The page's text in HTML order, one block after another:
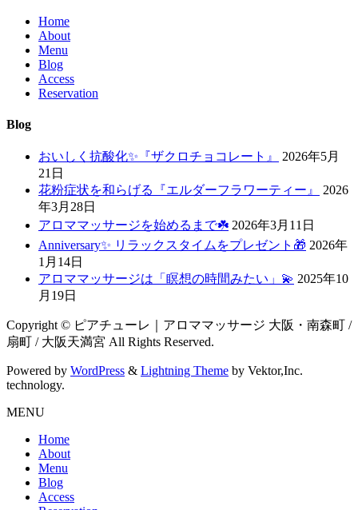
Home
About
Menu
Blog
Access
Reservation
Blog
おいしく抗酸化✨『ザクロチョコレート』
2026年5月
21日
花粉症状を和らげる『エルダーフラワーティー』
2026
年3月28日
アロママッサージを始めるまで☘️ 2026年3月11日
Anniversary✨ リラックスタイムをプレゼント🎁 2026年
1月14日
アロママッサージは「瞑想の時間みたい」💫 2025年10
月19日
Copyright © ピアチューレ｜アロママッサージ 大阪・南森町 /
扇町 / 大阪天満宮 All Rights Reserved.
Powered by WordPress & Lightning Theme by Vektor,Inc.
technology.
MENU
Home
About
Menu
Blog
Access